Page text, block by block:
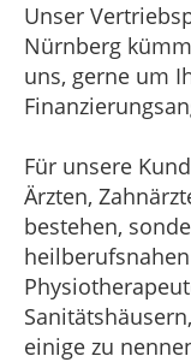
Unser
Nürnberg
uns, gerne um
Für unsere
Ärzten,
bestehen,
einige zu